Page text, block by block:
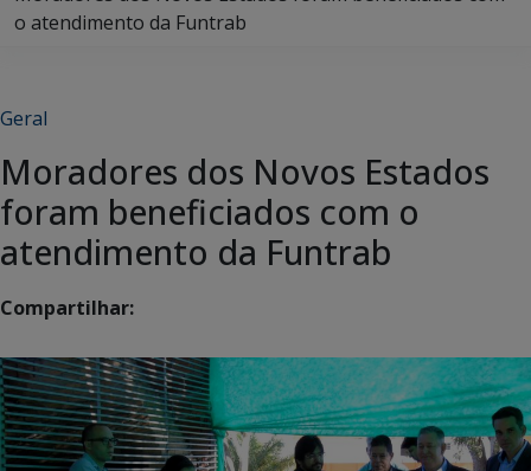
o atendimento da Funtrab
Geral
Moradores dos Novos Estados
foram beneficiados com o
atendimento da Funtrab
Compartilhar: